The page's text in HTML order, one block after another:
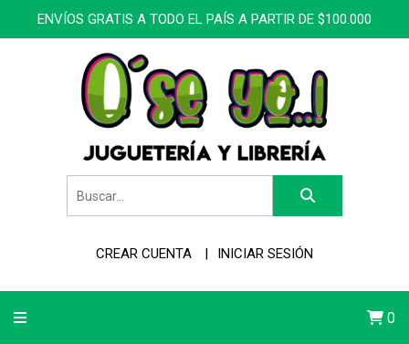
ENVÍOS GRATIS A TODO EL PAÍS A PARTIR DE $100.000
CREAR CUENTA INICIAR SESIÓN
0